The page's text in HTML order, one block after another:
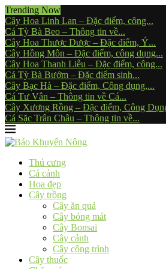
Trending Now
Cây Hoa Linh Lan – Đặc điểm, công...
Cá Tỳ Bà Beo – Thông tin về...
Cây Hoa Thược Dược – Đặc điểm, Ý...
Cây Hồng Môn – Đặc điểm, công dụng...
Cây Hoa Thanh Liễu – Đặc điểm, công...
Cá Tỳ Bà Bướm – Đặc điểm sinh...
Cây Bạc Hà – Đặc điểm, Công dụng,...
Cá Tư Vân – Thông tin về Cá...
Cây Xương Rồng – Đặc điểm, Công
Cá Sặc Trân Châu – Thông tin về...
Thú cưng
Cá cảnh
Hoa đẹp
Cây trồng
Cây ăn quả
Cây bóng mát
Cây Bonsai
Cây cảnh
Cây công trình
Cây thuốc